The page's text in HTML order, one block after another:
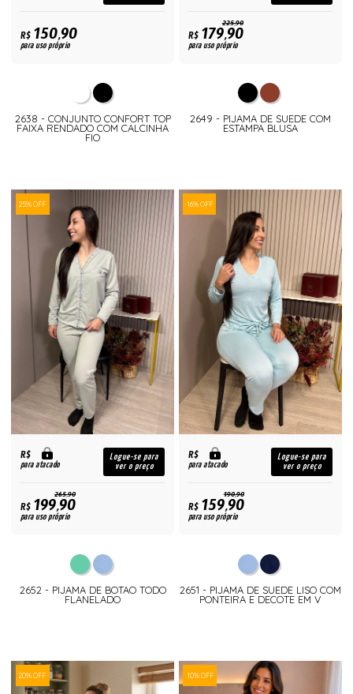
R$150,90
para uso próprio
2638 - CONJUNTO CONFORT TOP
FAIXA RENDADO COM CALCINHA
FIO
225,90
R$179,90
para uso próprio
2649 - PIJAMA DE SUEDE COM
ESTAMPA BLUSA
25% OFF
R$
para atacado
Logue-se para
ver o preço
265,90
R$199,90
para uso próprio
2652 - PIJAMA DE BOTAO TODO
FLANELADO
16% OFF
R$
para atacado
Logue-se para
ver o preço
190,90
R$159,90
para uso próprio
2651 - PIJAMA DE SUEDE LISO COM
PONTEIRA E DECOTE EM V
20% OFF 10% OFF